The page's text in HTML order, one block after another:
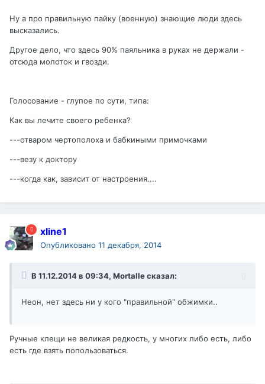
Ну а про правильную пайку (военную) знающие люди здесь
высказались.
Другое дело, что здесь 90% паяльника в руках не держали -
отсюда молоток и гвозди.
Голосование - глупое по сути, типа:
Как вы лечите своего ребенка?
---отваром чертополоха и бабкиными примочками
---везу к доктору
---когда как, зависит от настроения....
xline1
Опубликовано 11 декабря, 2014
В 11.12.2014 в 09:34, Mortalle сказал:
Неон, нет здесь ни у кого "правильной" обжимки..
Ручные клещи не великая редкость, у многих либо есть, либо
есть где взять попользоваться.